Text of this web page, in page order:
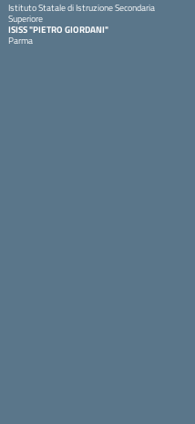
Istituto Statale di Istruzione Secondaria
Superiore
ISISS "PIETRO GIORDANI"
Parma